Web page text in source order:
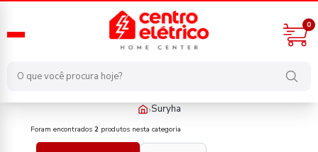
0
›Suryha
fabricante/suryha
Foram encontrados 2 produtos nesta categoria